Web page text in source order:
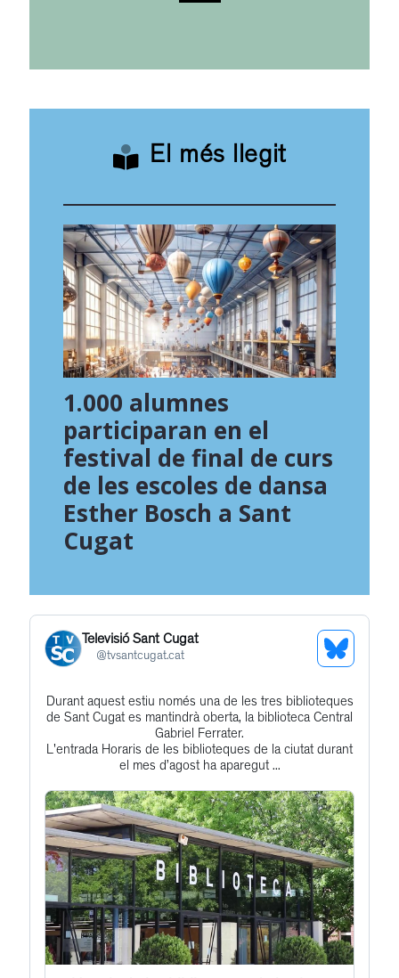
El més llegit
1.000 alumnes
participaran en el
festival de final de curs
de les escoles de dansa
Esther Bosch a Sant
Cugat
Televisió Sant Cugat
@tvsantcugat.cat
See
Profile
Get
to
this
post
Durant aquest estiu només una de les tres biblioteques
de Sant Cugat es mantindrà oberta, la biblioteca Central
Gabriel Ferrater.
L'entrada Horaris de les biblioteques de la ciutat durant
el mes d’agost ha aparegut ...